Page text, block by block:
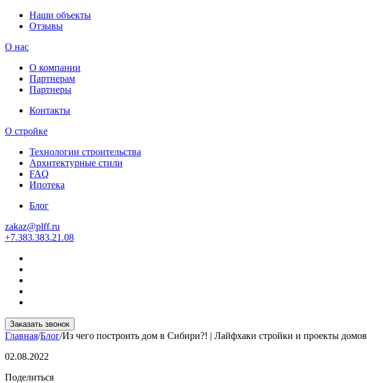
Наши объекты
Отзывы
О нас
О компании
Партнерам
Партнеры
Контакты
О стройке
Технологии строительства
Архитектурные стили
FAQ
Ипотека
Блог
zakaz@plff.ru
+7.383.383.21.08
Заказать звонок
Главная/Блог/Из чего построить дом в Сибири?! | Лайфхаки стройки и проекты домов
02.08.2022
Поделиться